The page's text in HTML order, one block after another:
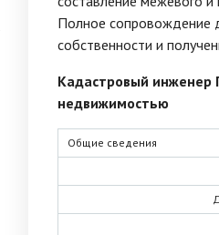
Полное сопровождение
собственности и
Кадастровый инженер
недвижимостью
Общие сведения